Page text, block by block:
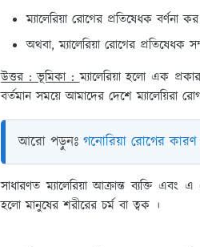
ম্যালেরিয়া রোগের প্রতিষেধক বর্ণনা
অথবা, ম্যালেরিয়া রোগের প্রতিষেধক
উত্তর : ভূমিকা :ম্যালেরিয়া হলো এক
বর্তমান সময়ে আমাদের দেশে ম্যালেয়িরা
আরো পড়ুনঃ গনোরিয়া রোগের
সাধারণত ম্যালেরিয়া আক্রান্ত ব্যক্তি
হলো মানুষের শরীরের চর্ম বা ত্বক ।